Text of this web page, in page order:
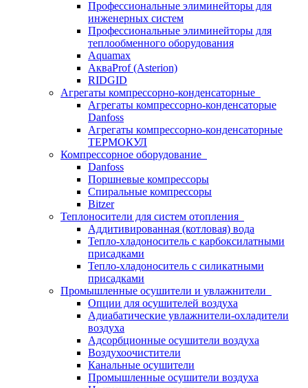
Профессиональные элиминейторы для
инженерных систем
Профессиональные элиминейторы для
теплообменного оборудования
Aquamax
АкваProf (Asterion)
RIDGID
Агрегаты компрессорно-конденсаторные
Агрегаты компрессорно-конденсаторые
Danfoss
Агрегаты компрессорно-конденсаторные
ТЕРМОКУЛ
Компрессорное оборудование
Danfoss
Поршневые компрессоры
Спиральные компрессоры
Bitzer
Теплоносители для систем отопления
Аддитивированная (котловая) вода
Тепло-хладоноситель с карбоксилатными
присадками
Тепло-хладоноситель с силикатными
присадками
Промышленные осушители и увлажнители
Опции для осушителей воздуха
Адиабатические увлажнители-охладители
воздуха
Адсорбционные осушители воздуха
Воздухоочистители
Канальные осушители
Промышленные осушители воздуха